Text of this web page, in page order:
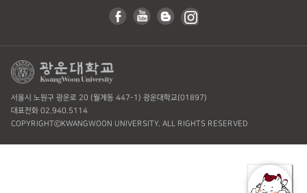
서울시 노원구 광운로 20 (월계동 447-1) 광운대학교(01897)
대표전화 02.940.5114
COPYRIGHTⓒKWANGWOON UNIVERSITY. ALL RIGHTS RESERVED